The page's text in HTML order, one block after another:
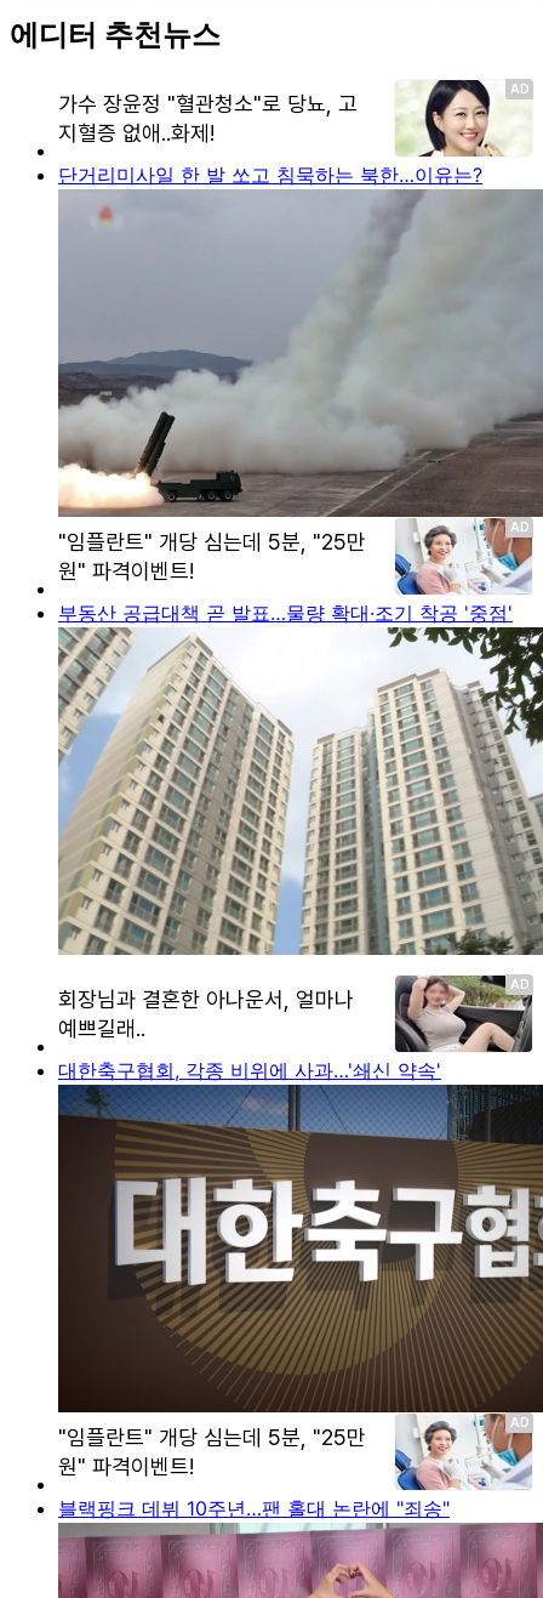
에디터 추천뉴스
단거리미사일 한 발 쏘고 침묵하는 북한…이유는?
부동산 공급대책 곧 발표…물량 확대·조기 착공 '중점'
대한축구협회, 각종 비위에 사과…'쇄신 약속'
블랙핑크 데뷔 10주년…팬 홀대 논란에 "죄송"